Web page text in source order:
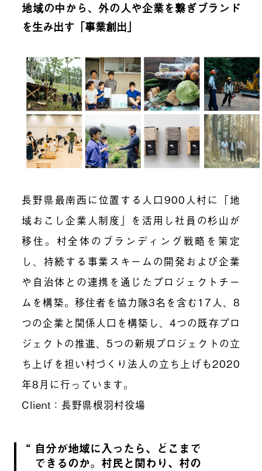
地域の中から、外の人や企業を繋ぎブランド
を生み出す「事業創出」
長野県最南西に位置する人口900人村に「地
域おこし企業人制度」を活用し社員の杉山が
移住。村全体のブランディング戦略を策定
し、持続する事業スキームの開発および企業
や自治体との連携を通じたプロジェクトチー
ムを構築。移住者を協力隊3名を含む17人、8
つの企業と関係人口を構築し、4つの既存プロ
ジェクトの推進、5つの新規プロジェクトの立
ち上げを担い村づくり法人の立ち上げも2020
年8月に行っています。
Client：長野県根羽村役場
自分が地域に入ったら、どこまで
できるのか。村民と関わり、村の